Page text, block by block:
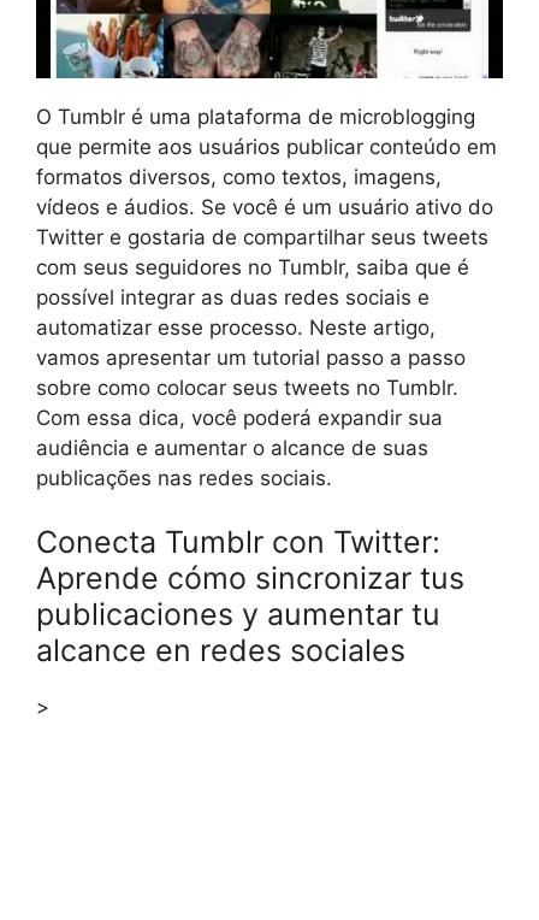
O Tumblr é uma plataforma de microblogging
que permite aos usuários publicar conteúdo em
formatos diversos, como textos, imagens,
vídeos e áudios. Se você é um usuário ativo do
Twitter e gostaria de compartilhar seus tweets
com seus seguidores no Tumblr, saiba que é
possível integrar as duas redes sociais e
automatizar esse processo. Neste artigo,
vamos apresentar um tutorial passo a passo
sobre como colocar seus tweets no Tumblr.
Com essa dica, você poderá expandir sua
audiência e aumentar o alcance de suas
publicações nas redes sociais.
Conecta Tumblr con Twitter:
Aprende cómo sincronizar tus
publicaciones y aumentar tu
alcance en redes sociales
>